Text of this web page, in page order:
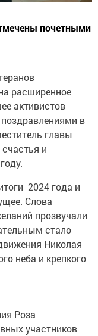
почетными
расширенное
активистов
в
главы
и
2024 года и
Слова
прозвучали
стало
Николая
неба и крепкого
Роза
участников